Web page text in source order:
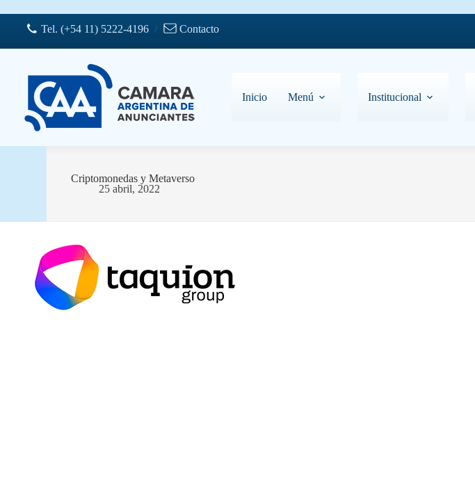
al
contenidoTel. (+54 11) 5222-4196/ Contacto
Inicio Menú Institucional
Criptomonedas y Metaverso
25 abril, 2022